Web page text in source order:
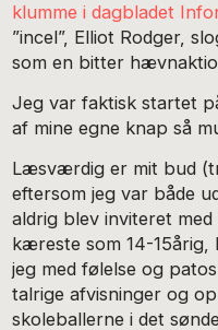
klumme i dagbladet
”incel”, Elliot Rodger,
som en bitter
Jeg var faktisk startet
af mine egne knap så
Læsværdig er mit bud
eftersom jeg var både
aldrig blev inviteret
kæreste som 14-15årig,
jeg med følelse og
talrige afvisninger og
skoleballerne i det